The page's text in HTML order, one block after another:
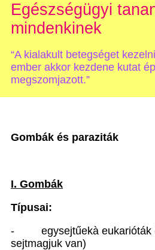
Egészségügyi
mindenkinek
“A kialakult betegséget
ember akkor kezdene kutat
megszomjazott.”
Gombák és paraziták
I. Gombák
Típusai:
-
egysejtűekà eukarióták
sejtmagjuk van)